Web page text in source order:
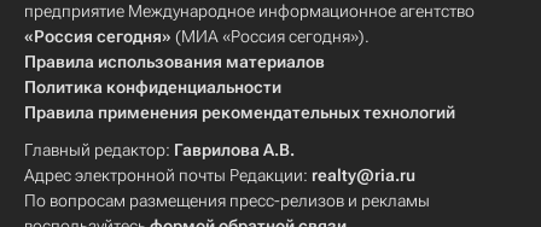
предприятие Международное информационное агентство
«Россия сегодня» (МИА «Россия сегодня»).
Правила использования материалов
Политика конфиденциальности
Правила применения рекомендательных технологий
Главный редактор: Гаврилова А.В.
Адрес электронной почты Редакции: realty@ria.ru
По вопросам размещения пресс-релизов и рекламы